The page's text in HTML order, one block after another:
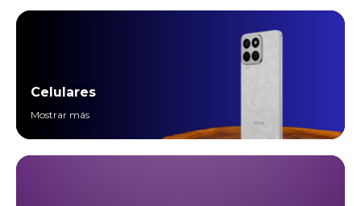
Celulares
Mostrar más